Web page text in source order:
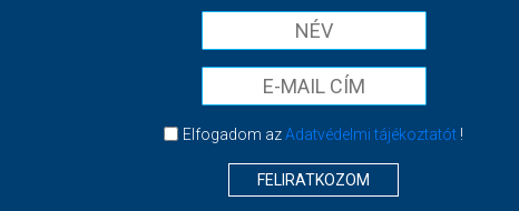
Elfogadom azAdatvédelmi tájékoztatót !
FELIRATKOZOM